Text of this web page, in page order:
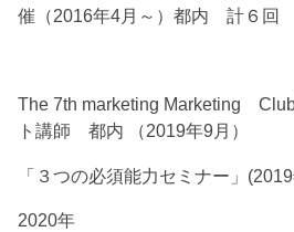
催（2016年4月～）都内 計６回
The 7th marketing Marketing
ト講師 都内 （2019年9月）
「３つの必須能力セミナー」
2020年